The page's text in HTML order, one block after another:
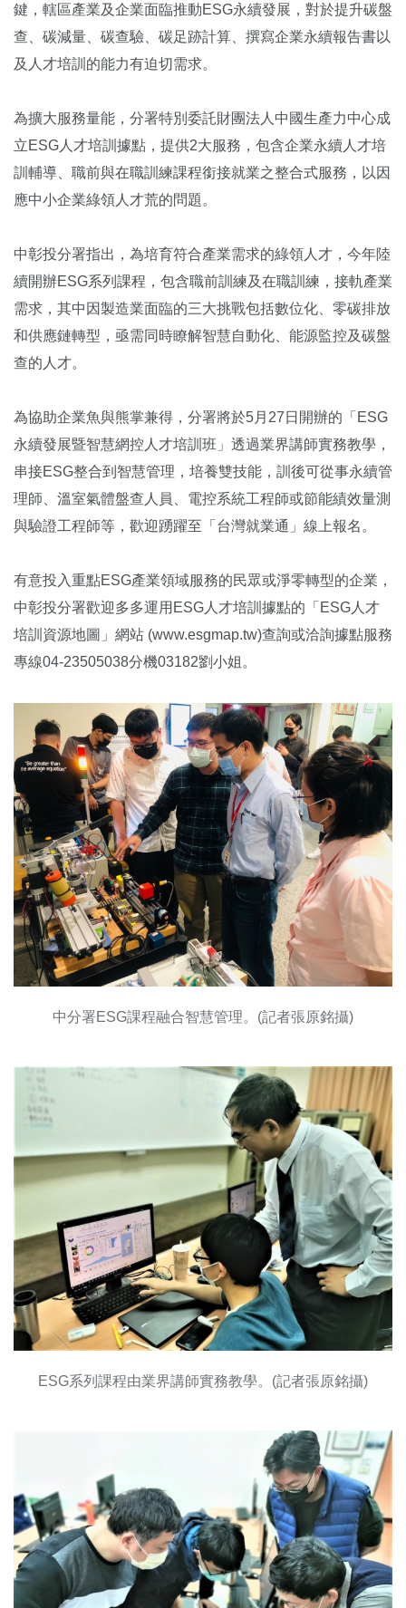
鍵，轄區產業及企業面臨推動ESG永續發展，對於提升碳盤
查、碳減量、碳查驗、碳足跡計算、撰寫企業永續報告書以
及人才培訓的能力有迫切需求。
為擴大服務量能，分署特別委託財團法人中國生產力中心成
立ESG人才培訓據點，提供2大服務，包含企業永續人才培
訓輔導、職前與在職訓練課程銜接就業之整合式服務，以因
應中小企業綠領人才荒的問題。
中彰投分署指出，為培育符合產業需求的綠領人才，今年陸
續開辦ESG系列課程，包含職前訓練及在職訓練，接軌產業
需求，其中因製造業面臨的三大挑戰包括數位化、零碳排放
和供應鏈轉型，亟需同時瞭解智慧自動化、能源監控及碳盤
查的人才。
為協助企業魚與熊掌兼得，分署將於5月27日開辦的「ESG
永續發展暨智慧網控人才培訓班」透過業界講師實務教學，
串接ESG整合到智慧管理，培養雙技能，訓後可從事永續管
理師、溫室氣體盤查人員、電控系統工程師或節能績效量測
與驗證工程師等，歡迎踴躍至「台灣就業通」線上報名。
有意投入重點ESG產業領域服務的民眾或淨零轉型的企業，
中彰投分署歡迎多多運用ESG人才培訓據點的「ESG人才
培訓資源地圖」網站 (www.esgmap.tw)查詢或洽詢據點服務
專線04-23505038分機03182劉小姐。
中分署ESG課程融合智慧管理。(記者張原銘攝)
ESG系列課程由業界講師實務教學。(記者張原銘攝)